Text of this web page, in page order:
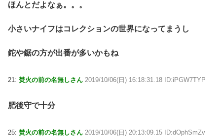
ほんとだよなぁ。。。
小さいナイフはコレクションの世界になってまうし
鉈や鋸の方が出番が多いかもね
21: 焚火の前の名無しさん 2019/10/06(日) 16:18:31.18 ID:iPGW7TYP
肥後守で十分
25: 焚火の前の名無しさん 2019/10/06(日) 20:13:09.15 ID:dOphSmZv